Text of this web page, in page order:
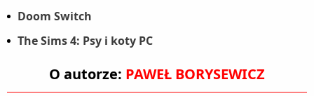
Doom Switch
The Sims 4: Psy i koty PC
O autorze: PAWEŁ BORYSEWICZ